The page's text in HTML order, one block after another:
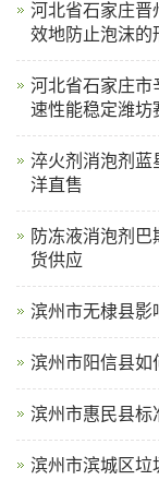
河北省石家庄晋
效地防止泡沫的
河北省石家庄市
速性能稳定潍坊
淬火剂消泡剂蓝
洋直售
防冻液消泡剂
货供应
滨州市无棣县影
滨州市阳信县如
滨州市惠民县标
滨州市滨城区垃